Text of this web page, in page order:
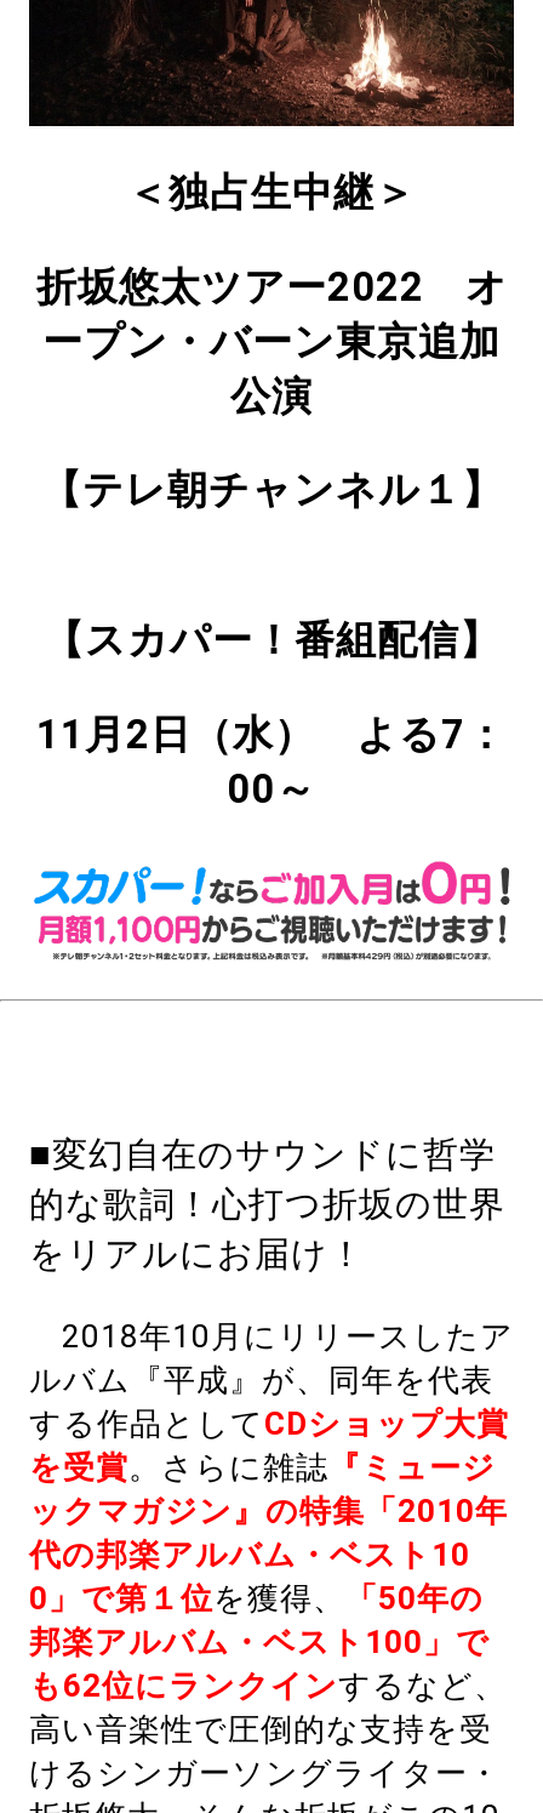
＜独占生中継＞
折坂悠太ツアー2022 オ
ープン・バーン東京追加
公演
【テレ朝チャンネル１】
【スカパー！番組配信】
11月2日（水） よる7：
00～
■変幻自在のサウンドに哲学
的な歌詞！心打つ折坂の世界
をリアルにお届け！
2018年10月にリリースしたア
ルバム『平成』が、同年を代表
する作品として CDショップ大賞
を受賞。さらに雑誌 『ミュージ
ックマガジン』の特集「2010年
代の邦楽アルバム・ベスト10
0」で第１位を獲得、
「50年の
邦楽アルバム・ベスト100」で
も62位にランクインするなど、
高い音楽性で圧倒的な支持を受
けるシンガーソングライター・